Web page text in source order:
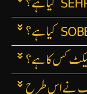
کس کا ہے؟
ملک نے اس طرح